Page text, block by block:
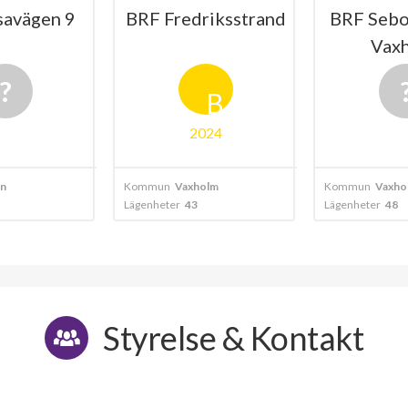
B
BRF Sebohus nr 1 i
Kommun Vaxholm
Lägenheter 48
Kommun
Lägenheter 70
Styrelse & Kontakt